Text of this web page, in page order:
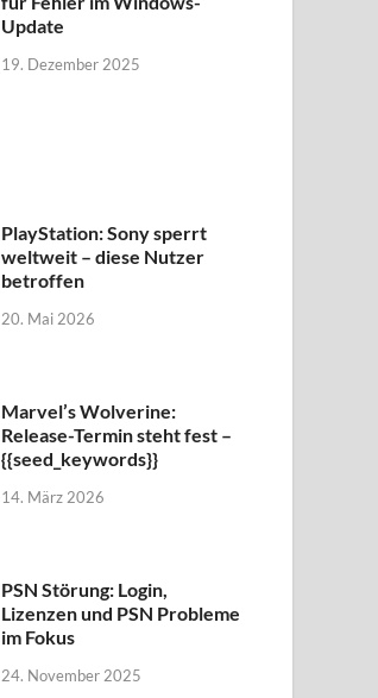
Update
19. Dezember 2025
PlayStation: Sony sperrt
weltweit – diese Nutzer
betroffen
20. Mai 2026
Marvel’s Wolverine:
Release-Termin steht fest –
{{seed_keywords}}
14. März 2026
PSN Störung: Login,
Lizenzen und PSN Probleme
im Fokus
24. November 2025